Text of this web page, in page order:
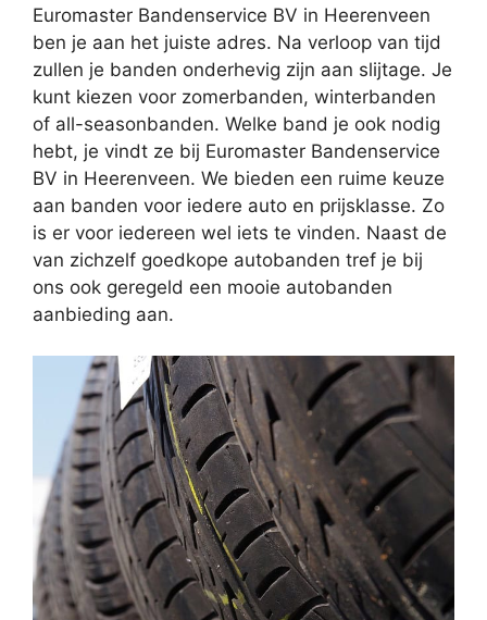
Euromaster Bandenservice BV in Heerenveen
ben je aan het juiste adres. Na verloop van tijd
zullen je banden onderhevig zijn aan slijtage. Je
kunt kiezen voor zomerbanden, winterbanden
of all-seasonbanden. Welke band je ook nodig
hebt, je vindt ze bij Euromaster Bandenservice
BV in Heerenveen. We bieden een ruime keuze
aan banden voor iedere auto en prijsklasse. Zo
is er voor iedereen wel iets te vinden. Naast de
van zichzelf goedkope autobanden tref je bij
ons ook geregeld een mooie autobanden
aanbieding aan.